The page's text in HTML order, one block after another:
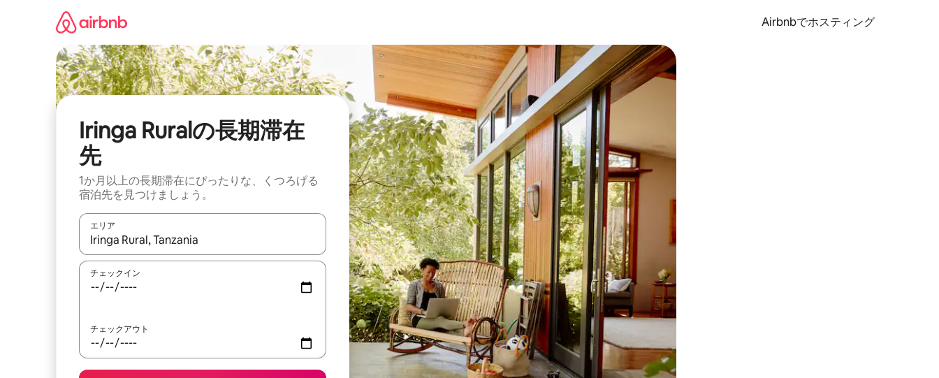
Airbnbでホスティング
Iringa Ruralの長期滞在
先
1か月以上の長期滞在にぴったりな、くつろげる
宿泊先を見つけましょう。
エリア
検索結果が表示されたら、上下の矢印キーを使って移動するか、画面をタッチまたはスワイプして検索結果を確認することができます。
チェックイン
チェックアウト